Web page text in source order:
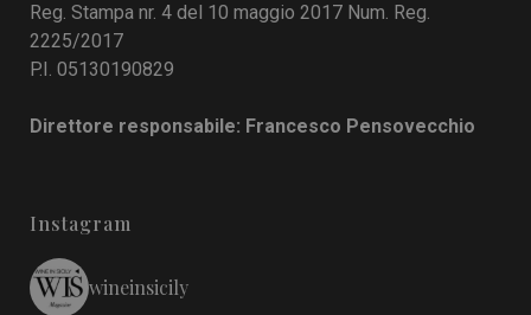
Reg. Stampa nr. 4 del 10 maggio 2017 Num. Reg.
2225/2017
P.I. 05130190829
Direttore responsabile: Francesco Pensovecchio
Instagram
wineinsicily